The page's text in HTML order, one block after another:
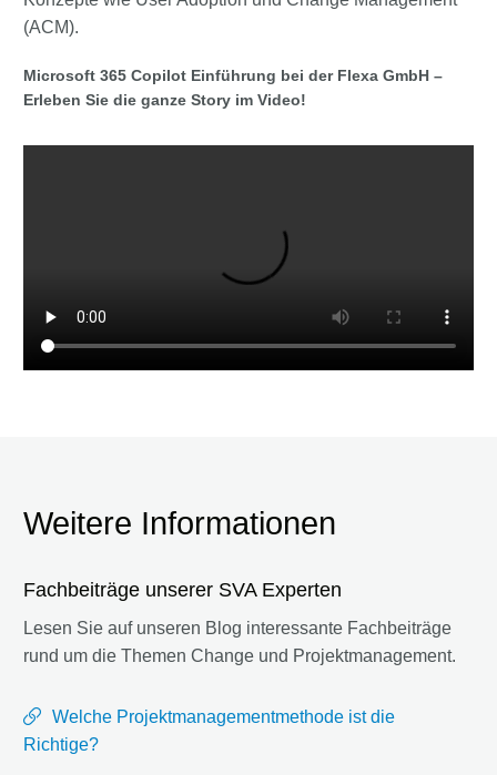
(ACM).
Microsoft 365 Copilot Einführung bei der Flexa GmbH –
Erleben Sie die ganze Story im Video!
Weitere Informationen
Fachbeiträge unserer SVA Experten
Lesen Sie auf unseren Blog interessante Fachbeiträge
rund um die Themen Change und Projektmanagement.
Welche Projektmanagementmethode ist die
Richtige?